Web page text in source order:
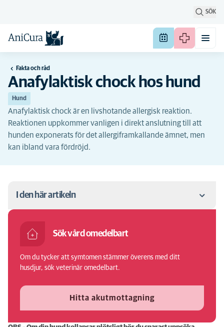
SÖK
Fakta och råd
Anafylaktisk chock hos hund
Hund
Anafylaktisk chock är en livshotande allergisk reaktion.
Reaktionen uppkommer vanligen i direkt anslutning till att
hunden exponerats för det allergiframkallande ämnet, men
kan ibland vara fördröjd.
I den här artikeln
Behandling
Sök vård omedelbart
Om du tycker att symtomen stämmer överens med ditt
husdjur, sök veterinär omedelbart.
Hitta akutmottagning